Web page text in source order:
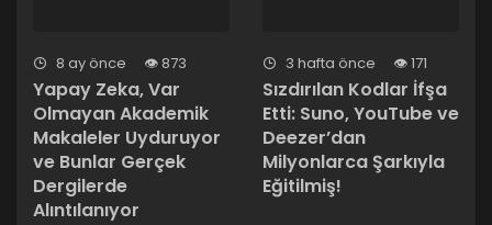
8 ay önce 873
Yapay Zeka, Var
Olmayan Akademik
Makaleler Uyduruyor
ve Bunlar Gerçek
Dergilerde
Alıntılanıyor
3 hafta önce 171
Sızdırılan Kodlar İfşa
Etti: Suno, YouTube ve
Deezer’dan
Milyonlarca Şarkıyla
Eğitilmiş!